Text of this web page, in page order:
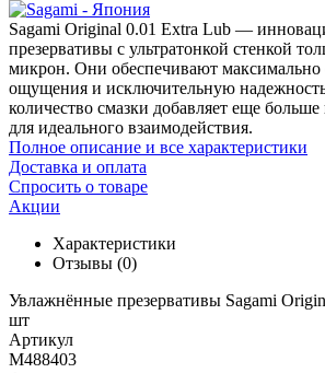
Sagami Original 0.01 Extra Lub —
презервативы с ультратонкой стенкой
микрон. Они обеспечивают максимально
ощущения и исключительную
количество смазки добавляет еще
для идеального взаимодействия.
Полное описание и все характеристики
Доставка и оплата
Спросить о товаре
Акции
Характеристики
Отзывы (0)
Увлажнённые презервативы Sagami
шт
Артикул
M488403